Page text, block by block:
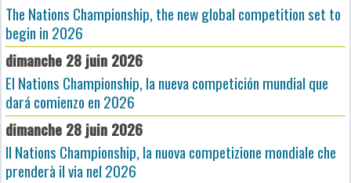
The Nations Championship, the new global competition set to
begin in 2026
dimanche 28 juin 2026
El Nations Championship, la nueva competición mundial que
dará comienzo en 2026
dimanche 28 juin 2026
Il Nations Championship, la nuova competizione mondiale che
prenderà il via nel 2026